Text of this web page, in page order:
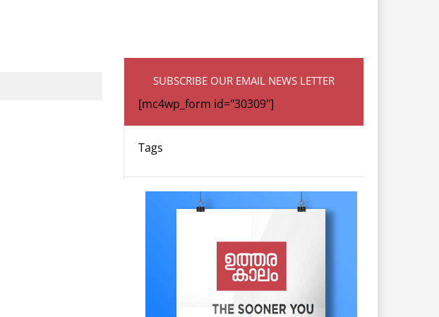
SUBSCRIBE OUR EMAIL NEWS LETTER
[mc4wp_form id="30309"]
Tags